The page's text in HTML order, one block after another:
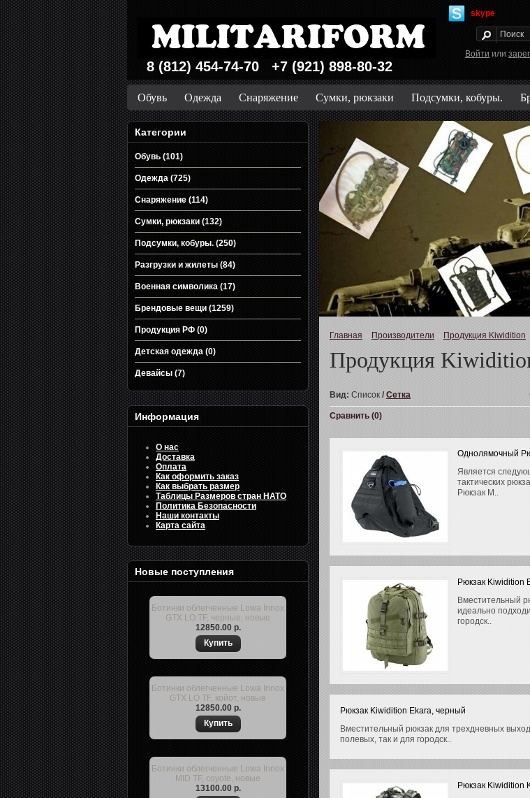
8 (812) 454-74-70 +7 (921) 898-80-32
skype
Войти или
Обувь Одежда Снаряжение Сумки, рюкзаки Подсумки, кобуры.
Категории
Обувь (101)
Одежда (725)
Снаряжение (114)
Сумки, рюкзаки (132)
Подсумки, кобуры. (250)
Разгрузки и жилеты (84)
Военная символика (17)
Брендовые вещи (1259)
Продукция РФ (0)
Детская одежда (0)
Девайсы (7)
Информация
О нас
Доставка
Оплата
Как оформить заказ
Как выбрать размер
Таблицы Размеров стран НАТО
Политика Безопасности
Наши контакты
Карта сайта
Новые поступления
Ботинки облегченные Lowa Innox
GTX LO TF, черные, новые
12850.00 р.
Ботинки облегченные Lowa Innox
GTX LO TF, койот, новые
12850.00 р.
Ботинки облегченные Lowa Innox
MID TF, coyote, новые
13100.00 р.
Главная Производители Продукция Kiwidition
Продукция
Вид: Список / Сетка
Сравнить (0)
Однолямочный
Является
тактических
Рюкзак M..
Рюкзак Kiwidition
Вместительный
идеально
городск..
Рюкзак Kiwidition Ekara, черный
Вместительный рюкзак для трехдневных
полевых, так и для городск..
Рюкзак Kiwidition